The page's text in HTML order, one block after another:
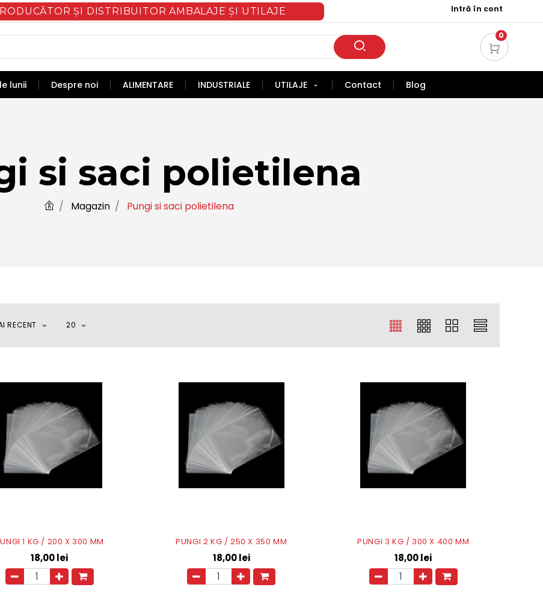
ȘI DISTRIBUITOR AMBALAJE ȘI UTILAJE Intră în cont
0
lunii Despre noi ALIMENTARE INDUSTRIALE UTILAJE Contact Blog
si saci polietilena
Magazin Pungi si saci polietilena
RECENT 20
1 KG / 200 X 300 MM
18,00lei
PUNGI 2 KG / 250 X 350 MM
18,00lei
PUNGI 3 KG / 300 X 400 MM
18,00lei